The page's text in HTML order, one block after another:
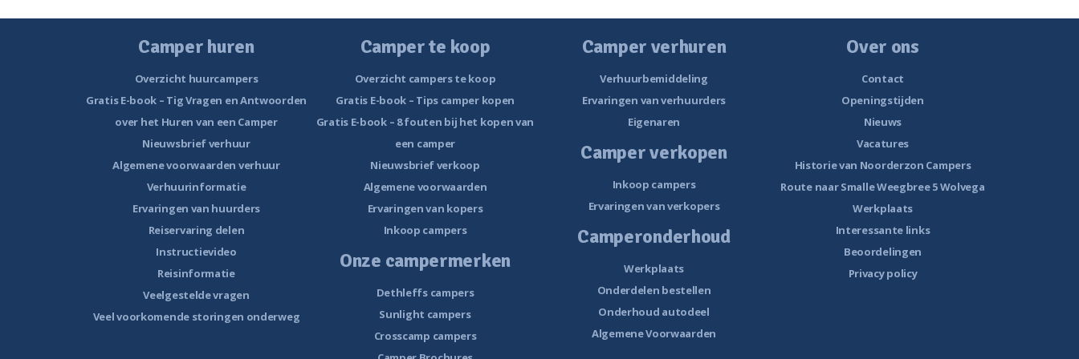
Camper huren
Overzicht huurcampers
Gratis E-book – Tig Vragen en Antwoorden
over het Huren van een Camper
Nieuwsbrief verhuur
Algemene voorwaarden verhuur
Verhuurinformatie
Ervaringen van huurders
Reiservaring delen
Instructievideo
Reisinformatie
Veelgestelde vragen
Veel voorkomende storingen onderweg
Camper te koop
Overzicht campers te koop
Gratis E-book – Tips camper kopen
Gratis E-book – 8 fouten bij het kopen van
een camper
Nieuwsbrief verkoop
Algemene voorwaarden
Ervaringen van kopers
Inkoop campers
Onze campermerken
Dethleffs campers
Sunlight campers
Crosscamp campers
Camper verhuren
Verhuurbemiddeling
Ervaringen van verhuurders
Eigenaren
Camper verkopen
Inkoop campers
Ervaringen van verkopers
Camperonderhoud
Werkplaats
Onderdelen bestellen
Onderhoud autodeel
Algemene Voorwaarden
Over ons
Contact
Openingstijden
Nieuws
Vacatures
Historie van Noorderzon Campers
Route naar Smalle Weegbree 5 Wolvega
Werkplaats
Interessante links
Beoordelingen
Privacy policy